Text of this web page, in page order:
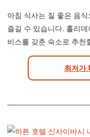
아침 식사는 질 좋은 음
즐길 수 있습니다. 홀리
비스를 갖춘 숙소로 추천
최저가